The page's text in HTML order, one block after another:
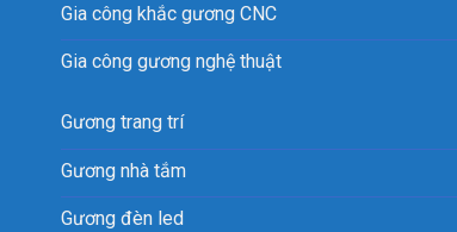
Gia công khắc gương CNC
Gia công gương nghệ thuật
Gương trang trí
Gương nhà tắm
Gương đèn led